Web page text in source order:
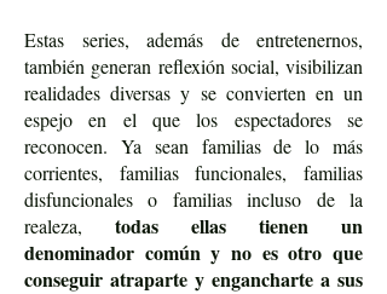
Estas series, además de entretenernos,
también generan reflexión social, visibilizan
realidades diversas y se convierten en un
espejo en el que los espectadores se
reconocen. Ya sean familias de lo más
corrientes, familias funcionales, familias
disfuncionales o familias incluso de la
realeza, todas ellas tienen un
denominador común y no es otro que
conseguir atraparte y engancharte a sus